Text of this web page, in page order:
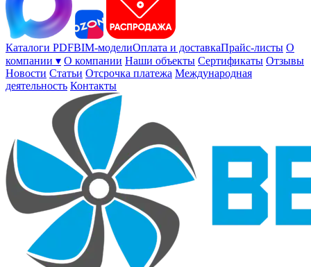
Каталоги PDFBIM-моделиОплата и доставкаПрайс-листы О
компании ▾ О компании Наши объекты Сертификаты Отзывы
Новости Статьи Отсрочка платежа Международная
деятельность Контакты